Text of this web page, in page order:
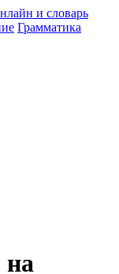
Грамматика
на